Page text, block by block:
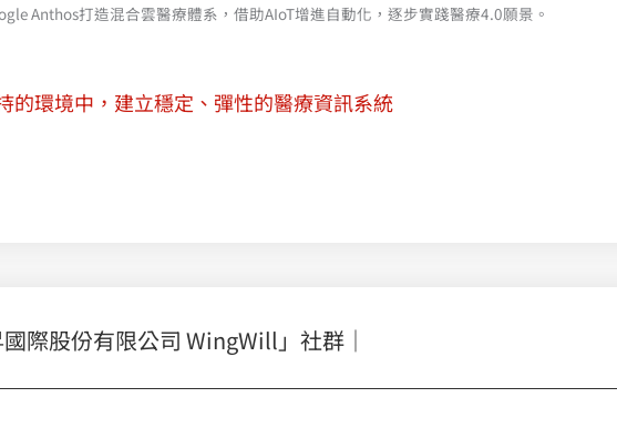
Anthos打造混合雲醫療體系，借助AIoT增進自動化，逐步實踐醫療4.0願景。
的環境中，建立穩定、彈性的醫療資訊系統
際股份有限公司 WingWill」社群｜